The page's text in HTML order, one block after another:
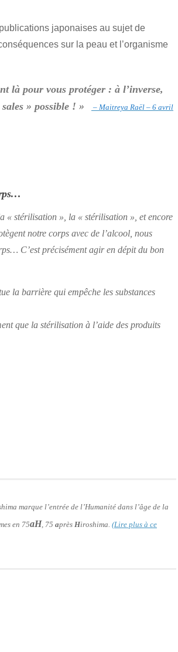
japonaises au sujet de
sur la peau et l’organisme
là pour vous protéger : à l’inverse,
» possible ! »
– Maitreya Raël – 6 avril
« stérilisation », la « stérilisation », et encore
notre corps avec de l’alcool, nous
C’est précisément agir en dépit du bon
la barrière qui empêche les substances
que la stérilisation à l’aide des produits
marque l’entrée de l’Humanité dans l’âge de la
en 75aH , 75 après Hiroshima. (Lire plus à ce